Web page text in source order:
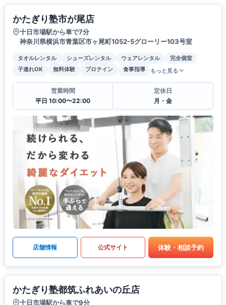
かたぎり塾市が尾店
十日市場駅から車で7分
神奈川県横浜市青葉区市ヶ尾町1052-5グローリー103号室
タオルレンタル シューズレンタル ウェアレンタル
完全個室
子連れOK
無料体験 プロテイン 食事指導 もっと見る
営業時間
平日 10:00〜22:00
定休日
月・金
店舗情報 公式サイト 体験・相談予約
かたぎり塾都筑ふれあいの丘店
十日市場駅から車で9分